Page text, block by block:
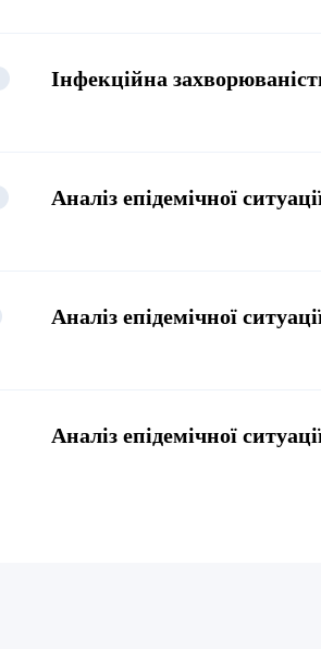
Інфекційна
Аналіз епідемічної
Аналіз епідемічної
Аналіз епідемічної